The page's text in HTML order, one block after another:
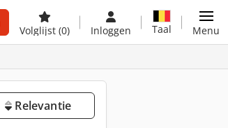
Volglijst (0) Inloggen Taal Menu
Relevantie